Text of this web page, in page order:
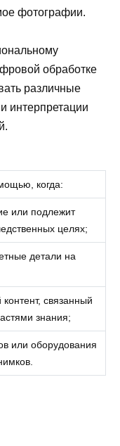
фотографии.
обработке
различные
интерпретации
когда:
или подлежит
целях;
детали на
связанный
знания;
или оборудования